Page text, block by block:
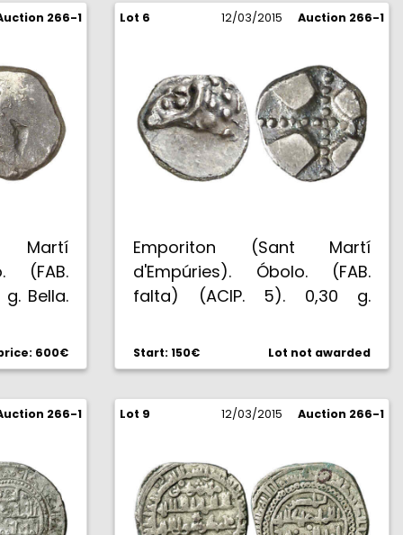
266-1
Martí
(FAB.
Bella.
600€
Lot 6 12/03/2015 Auction 266-1
Emporiton (Sant Martí
d'Empúries). Óbolo. (FAB.
falta) (ACIP. 5). 0,30 g.
Start: 150€ Lot not awarded
266-1 Lot 9 12/03/2015 Auction 266-1